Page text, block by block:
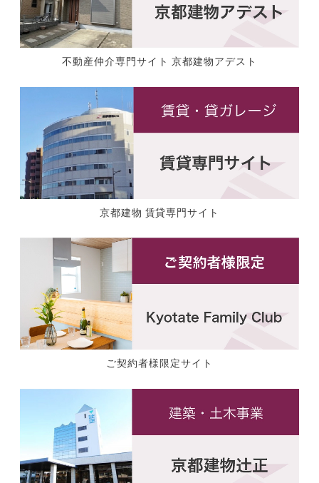
不動産仲介専門サイト 京都建物アデスト
京都建物 賃貸専門サイト
ご契約者様限定サイト